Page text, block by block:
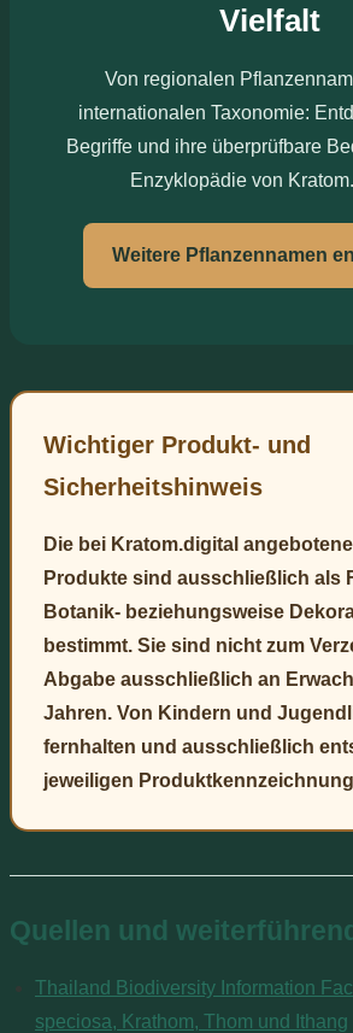
Vielfalt
Von regionalen
internationalen Taxonomie:
Begriffe und ihre überprüfbare
Enzyklopädie von
Weitere Pflanzennamen
Wichtiger Produkt- und
Sicherheitshinweis
Die bei Kratom.digital
Produkte sind ausschließlich als
Botanik- beziehungsweise
bestimmt. Sie sind nicht zum
Abgabe ausschließlich an
Jahren. Von Kindern und
fernhalten und ausschließlich
jeweiligen
Quellen und
Thailand Biodiversity Information
speciosa, Krathom, Thom und Ithang